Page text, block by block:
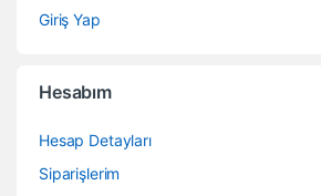
Giriş Yap
Hesabım
Hesap Detayları
Siparişlerim